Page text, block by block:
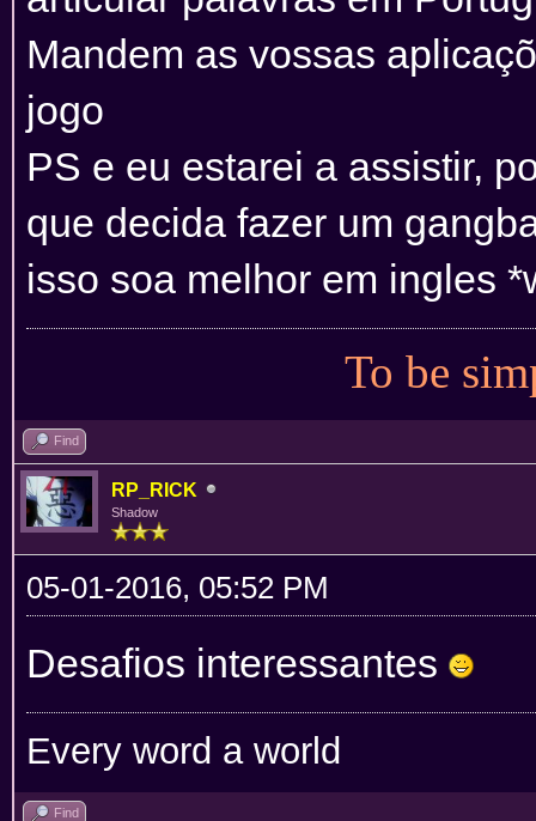
Mandem as vossas
jogo
PS e eu estarei a assistir,
que decida fazer um
isso soa melhor em ingles
To be
Find
RP_RICK
Shadow
05-01-2016, 05:52 PM
Desafios interessantes
Every word a world
Find